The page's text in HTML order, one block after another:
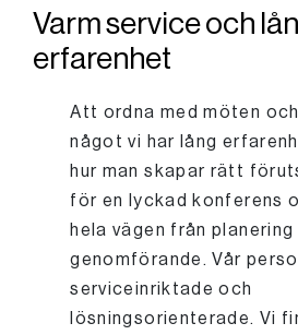
Varm service och
erfarenhet
Att ordna med möten
något vi har lång
hur man skapar rätt
för en lyckad konferens
hela vägen från planering
genomförande. Vår
serviceinriktade och
lösningsorienterade. Vi